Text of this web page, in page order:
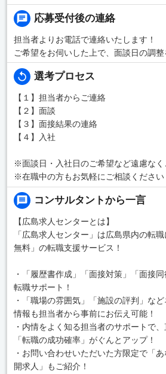
応募受付後の連絡
担当者よりお電話で連絡いたします！
ご希望をお伺いした上で、面談日の調整
選考プロセス
【１】担当者からご連絡
【２】面談
【３】面接結果の連絡
【４】入社
※面談日・入社日のご希望など遠慮なく
※在職中の方もお気軽にご相談ください
コンサルタントから一言
【広島求人センターとは】
「広島求人センター」は広島県内の転
無料」の転職支援サービス！
・「履歴書作成」「面接対策」「面接
転職サポート！
・「職場の雰囲気」「施設の評判」な
情報も担当者から事前にお伝え可能！
・内情をよく知る担当者のサポートで
「転職の成功確率」がぐんとアップ！
・お問い合わせいただいた方限定で「
開求人」もご紹介！